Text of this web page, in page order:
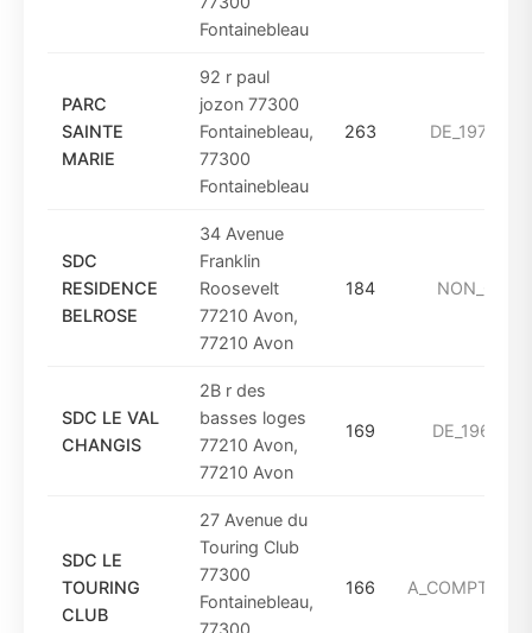
Fontainebleau
PARC
SAINTE
MARIE
92 r paul
jozon 77300
Fontainebleau,
77300
Fontainebleau
263
SDC
RESIDENCE
BELROSE
34 Avenue
Franklin
Roosevelt
77210 Avon,
77210 Avon
184
SDC LE VAL
CHANGIS
2B r des
basses loges
77210 Avon,
77210 Avon
169
SDC LE
TOURING
CLUB
27 Avenue du
Touring Club
77300
Fontainebleau,
77300
166